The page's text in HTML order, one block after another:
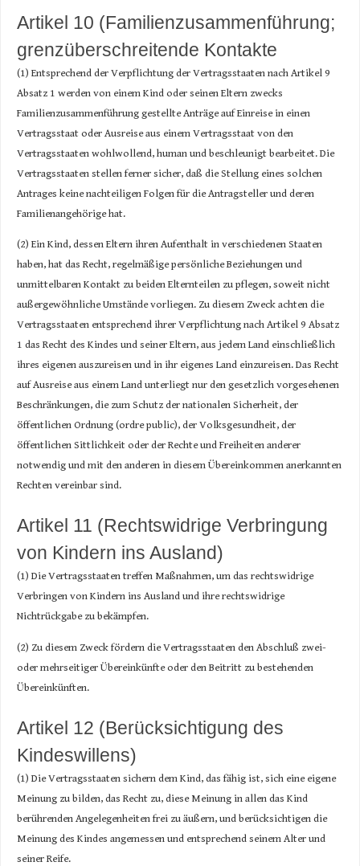
Artikel 10 (Familienzusammenführung;
grenzüberschreitende Kontakte
(1) Entsprechend der Verpflichtung der Vertragsstaaten nach Artikel 9
Absatz 1 werden von einem Kind oder seinen Eltern zwecks
Familienzusammenführung gestellte Anträge auf Einreise in einen
Vertragsstaat oder Ausreise aus einem Vertragsstaat von den
Vertragsstaaten wohlwollend, human und beschleunigt bearbeitet. Die
Vertragsstaaten stellen ferner sicher, daß die Stellung eines solchen
Antrages keine nachteiligen Folgen für die Antragsteller und deren
Familienangehörige hat.
(2) Ein Kind, dessen Eltern ihren Aufenthalt in verschiedenen Staaten
haben, hat das Recht, regelmäßige persönliche Beziehungen und
unmittelbaren Kontakt zu beiden Elternteilen zu pflegen, soweit nicht
außergewöhnliche Umstände vorliegen. Zu diesem Zweck achten die
Vertragsstaaten entsprechend ihrer Verpflichtung nach Artikel 9 Absatz
1 das Recht des Kindes und seiner Eltern, aus jedem Land einschließlich
ihres eigenen auszureisen und in ihr eigenes Land einzureisen. Das Recht
auf Ausreise aus einem Land unterliegt nur den gesetzlich vorgesehenen
Beschränkungen, die zum Schutz der nationalen Sicherheit, der
öffentlichen Ordnung (ordre public), der Volksgesundheit, der
öffentlichen Sittlichkeit oder der Rechte und Freiheiten anderer
notwendig und mit den anderen in diesem Übereinkommen anerkannten
Rechten vereinbar sind.
Artikel 11 (Rechtswidrige Verbringung
von Kindern ins Ausland)
(1) Die Vertragsstaaten treffen Maßnahmen, um das rechtswidrige
Verbringen von Kindern ins Ausland und ihre rechtswidrige
Nichtrückgabe zu bekämpfen.
(2) Zu diesem Zweck fördern die Vertragsstaaten den Abschluß zwei-
oder mehrseitiger Übereinkünfte oder den Beitritt zu bestehenden
Übereinkünften.
Artikel 12 (Berücksichtigung des
Kindeswillens)
(1) Die Vertragsstaaten sichern dem Kind, das fähig ist, sich eine eigene
Meinung zu bilden, das Recht zu, diese Meinung in allen das Kind
berührenden Angelegenheiten frei zu äußern, und berücksichtigen die
Meinung des Kindes angemessen und entsprechend seinem Alter und
seiner Reife.